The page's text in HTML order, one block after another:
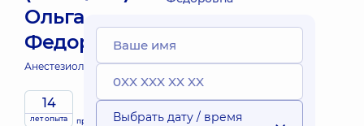
Ольга
Федоровна
Анестезиолог детский;
14
лет опыта
принимаетВыбрать дату / время